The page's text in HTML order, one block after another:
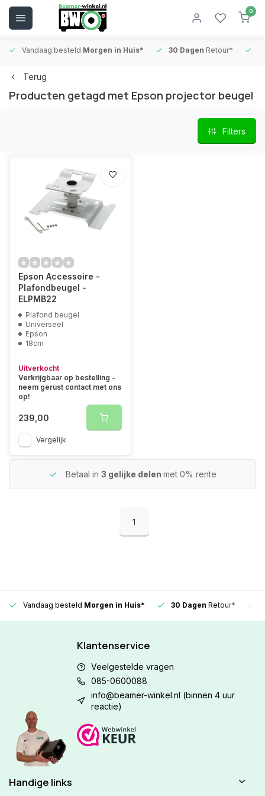
0
Vandaag besteld Morgen in Huis* 30 Dagen Retour*
Terug
Producten getagd met Epson projector beugel
Filters
Epson Accessoire -
Plafondbeugel -
ELPMB22
Plafond beugel
Universeel
Epson
18cm
Uitverkocht
Verkrijgbaar op bestelling -
neem gerust contact met ons
op!
239,00
Vergelijk
Betaal in 3 gelijke delen met 0% rente
1
Vandaag besteld Morgen in Huis* 30 Dagen Retour*
Klantenservice
Veelgestelde vragen
085-0600088
info@beamer-winkel.nl (binnen 4 uur
reactie)
Handige links